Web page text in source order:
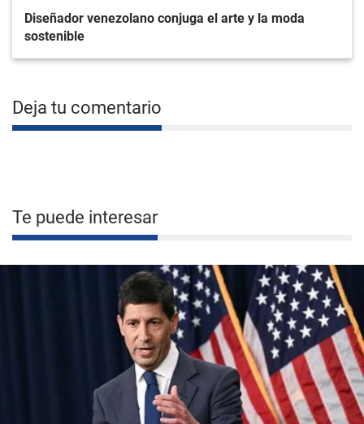
Diseñador venezolano conjuga el arte y la moda
sostenible
Deja tu comentario
Te puede interesar